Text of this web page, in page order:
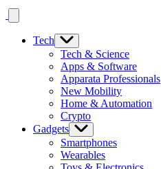
Tech
Tech & Science
Apps & Software
Apparata Professionals
New Mobility
Home & Automation
Crypto
Gadgets
Smartphones
Wearables